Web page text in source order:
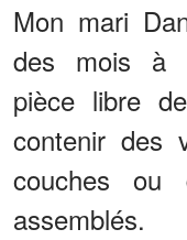
Mon mari
des mois à
pièce libre
contenir des
couches ou
assemblés.